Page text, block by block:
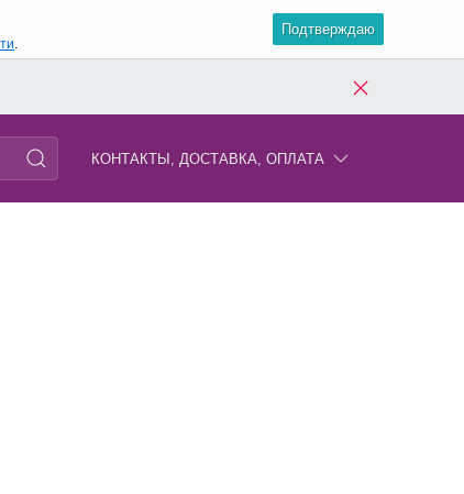
.
Подтверждаю
КОНТАКТЫ, ДОСТАВКА, ОПЛАТА